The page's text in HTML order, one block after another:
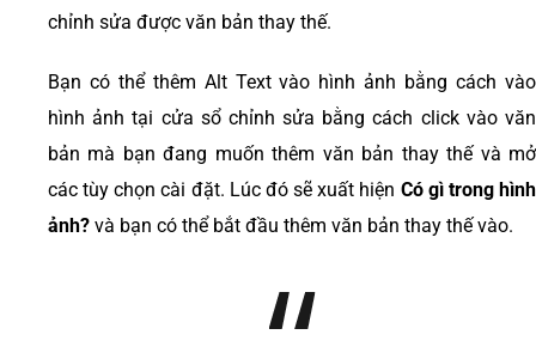
chỉnh sửa được văn bản thay thế.
Bạn có thể thêm Alt Text vào hình ảnh bằng cách vào
hình ảnh tại cửa sổ chỉnh sửa bằng cách click vào văn
bản mà bạn đang muốn thêm văn bản thay thế và mở
các tùy chọn cài đặt. Lúc đó sẽ xuất hiện Có gì trong hình
ảnh? và bạn có thể bắt đầu thêm văn bản thay thế vào.